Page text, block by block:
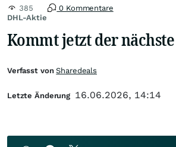
DHL-Aktie
385 0 Kommentare
Kommt jetzt der
Verfasst vonSharedeals
Letzte Änderung 16.06.2026, 14:14